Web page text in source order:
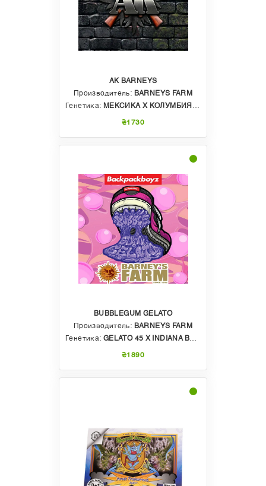
AK BARNEYS
Производитель: BARNEYS FARM
Генетика: МЕКСИКА X КОЛУМБИЯ X ТАЙЛАНД X АФГАНИСТАН
₴1730
BUBBLEGUM GELATO
Производитель: BARNEYS FARM
Генетика: GELATO 45 X INDIANA BUBBLE GUM
₴1890